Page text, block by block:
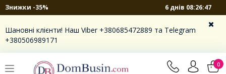
Знижки -35% 6 днів 08:26:46
Шановні клієнти! Наш Viber +380685472889 та Telegram
+380506989171
0